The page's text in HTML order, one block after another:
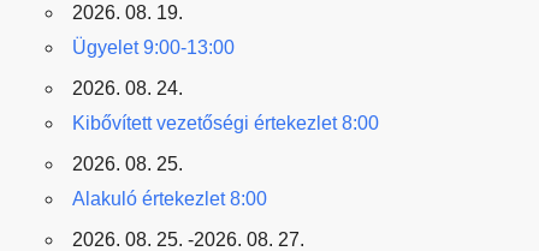
2026. 08. 19.
Ügyelet 9:00-13:00
2026. 08. 24.
Kibővített vezetőségi értekezlet 8:00
2026. 08. 25.
Alakuló értekezlet 8:00
2026. 08. 25. -2026. 08. 27.